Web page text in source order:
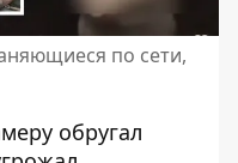
по сети,
обругал